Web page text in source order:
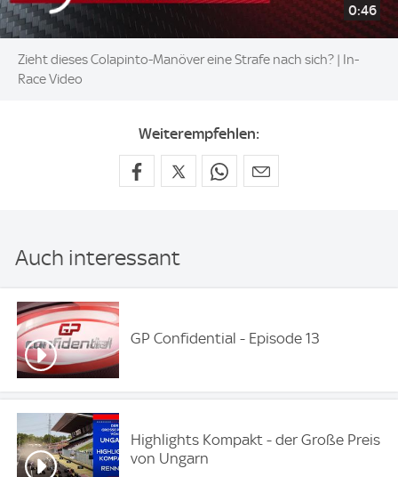
0:46
Zieht dieses Colapinto-Manöver eine Strafe nach sich? | In-
Race Video
Weiterempfehlen:
Auch interessant
GP Confidential - Episode 13
Highlights Kompakt - der Große Preis
von Ungarn